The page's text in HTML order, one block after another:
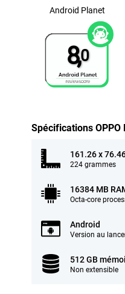
Android Planet
8,0
Spécifications OPPO
161.26 x
224 grammes
16384 MB
Octa-core
Android
Version au
512 GB
Non extensible